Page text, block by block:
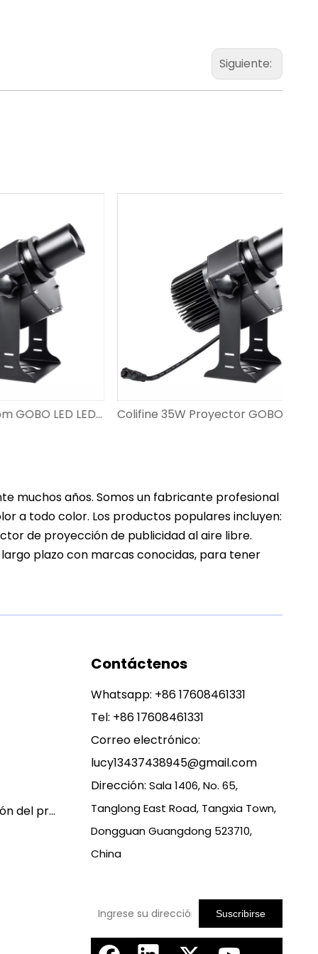
Siguiente:
Colifine 80W Custom GOBO LED LED RESOLUCIÓN Proyección Proyecto Ligotipo del proyecto de luz en tierra DS-FS-80 Colifine 35W Proyector GOBO Anuncio al aire libre Proyector rotativo LOGO LOGO Proyección de luz Señalización DS-FS-35
muchos años. Somos un fabricante profesional
a todo color. Los productos populares incluyen:
de proyección de publicidad al aire libre.
plazo con marcas conocidas, para tener
Política de garantía y devolución del producto
Contáctenos
Whatsapp: +86 17608461331
Tel: +86 17608461331
Correo electrónico:
lucy13437438945@gmail.com
Dirección:Sala 1406, No. 65,
Tanglong East Road, Tangxia Town,
Dongguan Guangdong 523710,
China
Suscribirse